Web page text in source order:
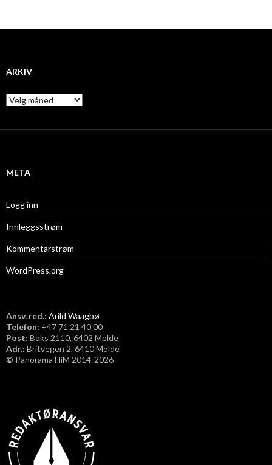
ARKIV
A
r
i
META
Logg inn
Innleggsstrøm
Kommentarstrøm
WordPress.org
Ansv. red.: Arild Waagbø
Telefon: ​+47 71 21 40 00
Post: Boks 2110, 6402 Molde
Adr.: Britvegen 2, 6410 Molde
© Panorama HiM 2014-2026